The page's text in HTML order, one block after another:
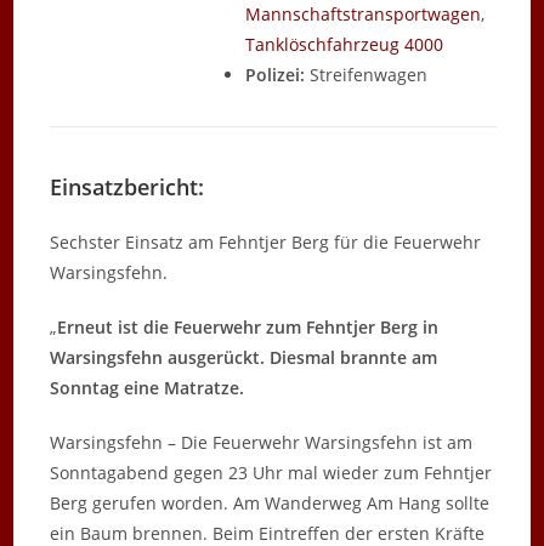
Mannschaftstransportwagen,
Tanklöschfahrzeug 4000
Polizei: Streifenwagen
Einsatzbericht:
Sechster Einsatz am Fehntjer Berg für die Feuerwehr
Warsingsfehn.
„Erneut ist die Feuerwehr zum Fehntjer Berg in
Warsingsfehn ausgerückt. Diesmal brannte am
Sonntag eine Matratze.
Warsingsfehn – Die Feuerwehr Warsingsfehn ist am
Sonntagabend gegen 23 Uhr mal wieder zum Fehntjer
Berg gerufen worden. Am Wanderweg Am Hang sollte
ein Baum brennen. Beim Eintreffen der ersten Kräfte